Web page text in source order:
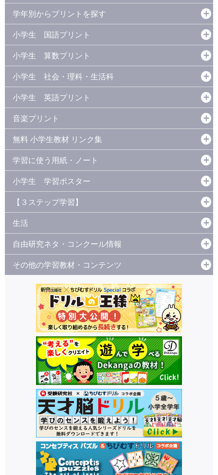
学年別からプリントを探す
小学生 国語プリント
小学生 算数プリント
小学生 社会・理科・生活科
小学生 英語プリント
音楽プリント
無料 小学生教材 リンク集
学習に使う用紙・ノート
小学生 学習ポスター
【３ステップ学習】
生活
自由研究ネタ・コンクール情報
その他の学習教材・コンテンツ